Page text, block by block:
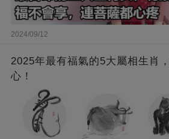
2024/09/12
2025年最有福氣的5大屬相生肖
心！